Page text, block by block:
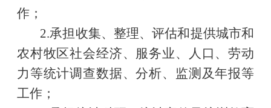
作；
2.承担收集、整理、评估和提供城市和
农村牧区社会经济、服务业、人口、劳动
力等统计调查数据、分析、监测及年报等
工作；